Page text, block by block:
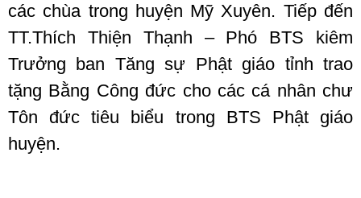
các chùa trong huyện Mỹ Xuyên. Tiếp đến
TT.Thích Thiện Thạnh – Phó BTS kiêm
Trưởng ban Tăng sự Phật giáo tỉnh trao
tặng Bằng Công đức cho các cá nhân chư
Tôn đức tiêu biểu trong BTS Phật giáo
huyện.